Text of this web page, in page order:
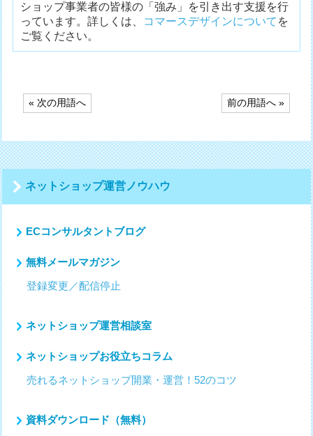
ショップ事業者の皆様の「強み」を引き出す支援を行
っています。詳しくは、 コマースデザインについて を
ご覧ください。
投
稿
ナ
ビ
ゲ
ー
シ
ョ
ン
« 次の用語へ 前の用語へ »
ネットショップ運営ノウハウ
ECコンサルタントブログ
無料メールマガジン
登録変更／配信停止
ネットショップ運営相談室
ネットショップお役立ちコラム
売れるネットショップ開業・運営！52のコツ
資料ダウンロード（無料）